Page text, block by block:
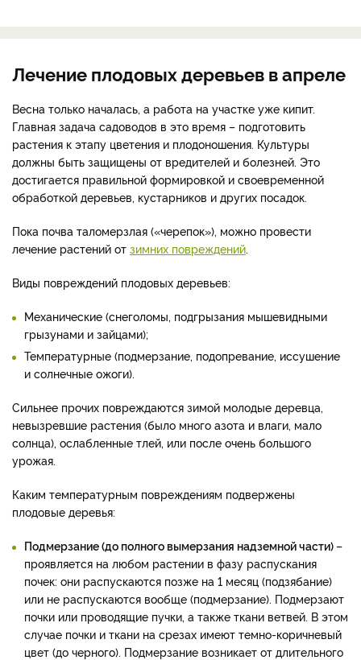
Лечение плодовых деревьев в апреле
Весна только началась, а работа на участке уже кипит.
Главная задача садоводов в это время – подготовить
растения к этапу цветения и плодоношения. Культуры
должны быть защищены от вредителей и болезней. Это
достигается правильной формировкой и своевременной
обработкой деревьев, кустарников и других посадок.
Пока почва таломерзлая («черепок»), можно провести
лечение растений от зимних повреждений
Виды повреждений плодовых деревьев:
Механические (снеголомы, подгрызания мышевидными
грызунами и зайцами);
Температурные (подмерзание, подопревание, иссушение
и солнечные ожоги).
Сильнее прочих повреждаются зимой молодые деревца,
невызревшие растения (было много азота и влаги, мало
солнца), ослабленные тлей, или после очень большого
урожая.
Каким температурным повреждениям подвержены
плодовые деревья:
Подмерзание (до полного вымерзания надземной части)–
проявляется на любом растении в фазу распускания
почек: они распускаются позже на 1 месяц (подзябание)
или не распускаются вообще (подмерзание). Подмерзают
почки или проводящие пучки, а также ткани ветвей. В этом
случае почки и ткани на срезах имеют темно-коричневый
цвет (до черного). Подмерзание возникает от длительного